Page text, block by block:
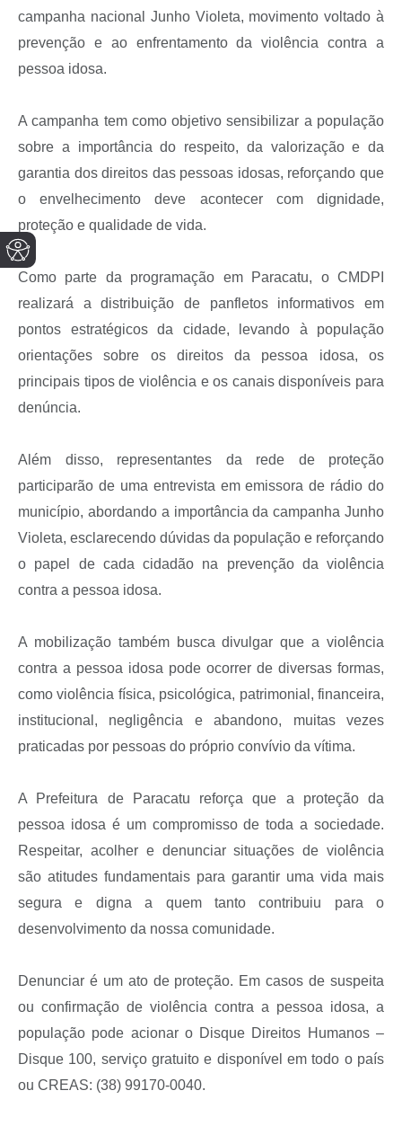
campanha nacional Junho Violeta, movimento voltado à
prevenção e ao enfrentamento da violência contra a
pessoa idosa.
A campanha tem como objetivo sensibilizar a população
sobre a importância do respeito, da valorização e da
garantia dos direitos das pessoas idosas, reforçando que
o envelhecimento deve acontecer com dignidade,
proteção e qualidade de vida.
Como parte da programação em Paracatu, o CMDPI
realizará a distribuição de panfletos informativos em
pontos estratégicos da cidade, levando à população
orientações sobre os direitos da pessoa idosa, os
principais tipos de violência e os canais disponíveis para
denúncia.
Além disso, representantes da rede de proteção
participarão de uma entrevista em emissora de rádio do
município, abordando a importância da campanha Junho
Violeta, esclarecendo dúvidas da população e reforçando
o papel de cada cidadão na prevenção da violência
contra a pessoa idosa.
A mobilização também busca divulgar que a violência
contra a pessoa idosa pode ocorrer de diversas formas,
como violência física, psicológica, patrimonial, financeira,
institucional, negligência e abandono, muitas vezes
praticadas por pessoas do próprio convívio da vítima.
A Prefeitura de Paracatu reforça que a proteção da
pessoa idosa é um compromisso de toda a sociedade.
Respeitar, acolher e denunciar situações de violência
são atitudes fundamentais para garantir uma vida mais
segura e digna a quem tanto contribuiu para o
desenvolvimento da nossa comunidade.
Denunciar é um ato de proteção. Em casos de suspeita
ou confirmação de violência contra a pessoa idosa, a
população pode acionar o Disque Direitos Humanos –
Disque 100, serviço gratuito e disponível em todo o país
ou CREAS: (38) 99170-0040.